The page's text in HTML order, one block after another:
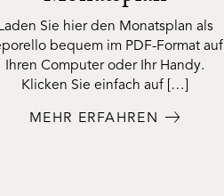
Laden Sie hier den Monatsplan als
bequem im PDF-Format auf
Ihren Computer oder Ihr Handy.
Klicken Sie einfach auf […]
MEHR ERFAHREN